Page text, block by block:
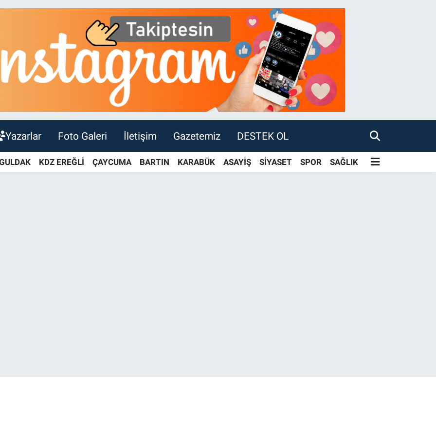
Yazarlar Foto Galeri İletişim Gazetemiz DESTEK OL
KDZ EREĞLİ ÇAYCUMA BARTIN KARABÜK ASAYİŞ SİYASET SPOR SAĞLIK